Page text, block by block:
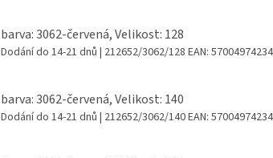
barva: 3062-červená, Velikost: 128
Dodání do 14-21 dnů | 212652/3062/128 EAN:
barva: 3062-červená, Velikost: 140
Dodání do 14-21 dnů | 212652/3062/140EAN: